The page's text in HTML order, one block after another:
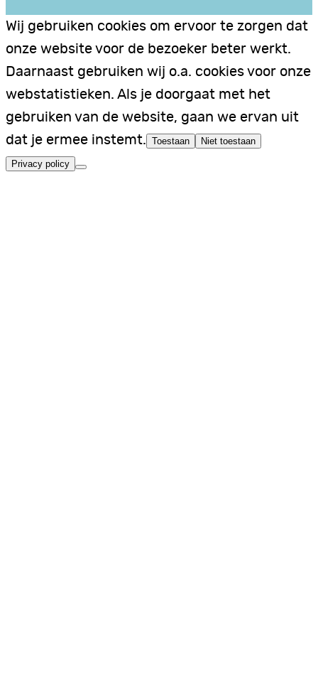
Wij gebruiken cookies om ervoor te zorgen dat
onze website voor de bezoeker beter werkt.
Daarnaast gebruiken wij o.a. cookies voor onze
webstatistieken. Als je doorgaat met het
gebruiken van de website, gaan we ervan uit
dat je ermee instemt. Toestaan Niet toestaan
Privacy policy